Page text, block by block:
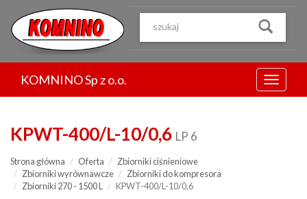
treści
Menu
KOMNINO Sp z o.o.
KPWT-400/L-10/0,6 LP 6
Strona główna Oferta
Zbiorniki ciśnieniowe
Zbiorniki wyrównawcze
Zbiorniki do kompresora
Zbiorniki 270 - 1500 L
KPWT-400/L-10/0,6